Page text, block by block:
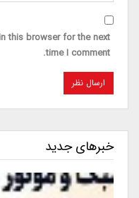
this browser for the next
time I comment.
خبرهای جدید